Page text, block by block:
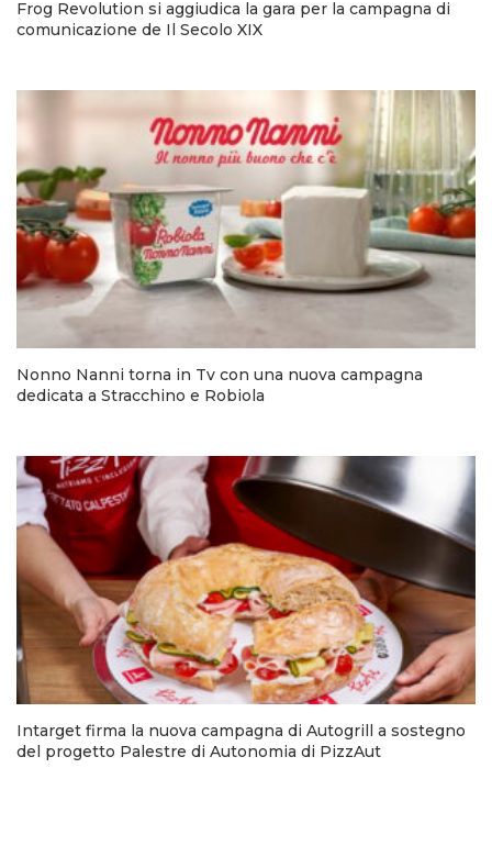
Frog Revolution si aggiudica la gara per la campagna di
comunicazione de Il Secolo XIX
Nonno Nanni torna in Tv con una nuova campagna
dedicata a Stracchino e Robiola
Intarget firma la nuova campagna di Autogrill a sostegno
del progetto Palestre di Autonomia di PizzAut